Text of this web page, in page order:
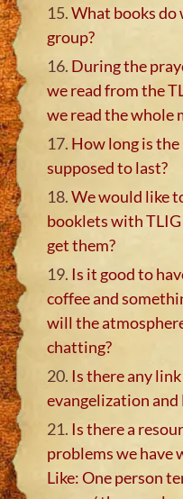
15.What books do
group?
16. During the
we read from the
we read the whole
17. How long is
supposed to last?
18.We would like
booklets with TLIG
get them?
19. Is it good to
coffee and
will the
chatting?
20. Is there any
evangelization
21. Is there a
problems we have
Like: One person